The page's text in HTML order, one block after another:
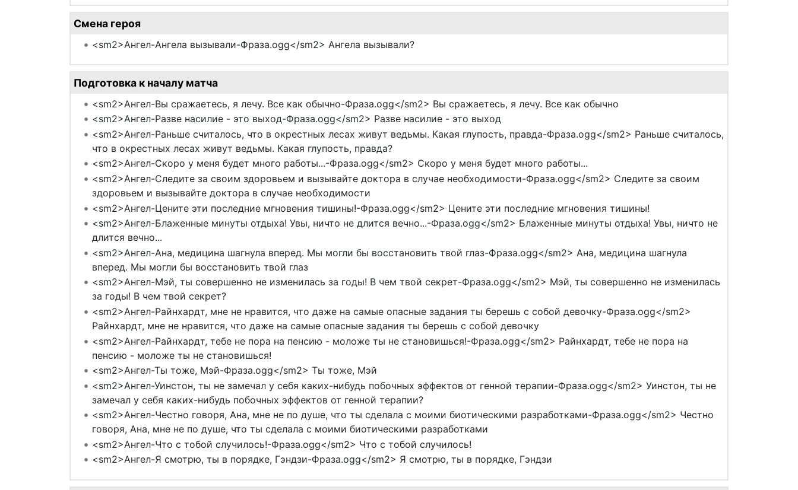
Смена героя
<sm2>Ангел-Ангела вызывали-Фраза.ogg</sm2> Ангела вызывали?
Подготовка к началу матча
<sm2>Ангел-Вы сражаетесь, я лечу. Все как обычно-Фраза.ogg</sm2> Вы сражаетесь, я лечу. Все как обычно
<sm2>Ангел-Разве насилие - это выход-Фраза.ogg</sm2> Разве насилие - это выход
<sm2>Ангел-Раньше считалось, что в окрестных лесах живут ведьмы. Какая глупость, правда-Фраза.ogg</sm2> Раньше считалось,
что в окрестных лесах живут ведьмы. Какая глупость, правда?
<sm2>Ангел-Скоро у меня будет много работы...-Фраза.ogg</sm2> Скоро у меня будет много работы...
<sm2>Ангел-Следите за своим здоровьем и вызывайте доктора в случае необходимости-Фраза.ogg</sm2> Следите за своим
здоровьем и вызывайте доктора в случае необходимости
<sm2>Ангел-Цените эти последние мгновения тишины!-Фраза.ogg</sm2> Цените эти последние мгновения тишины!
<sm2>Ангел-Блаженные минуты отдыха! Увы, ничто не длится вечно...-Фраза.ogg</sm2> Блаженные минуты отдыха! Увы, ничто не
длится вечно...
<sm2>Ангел-Ана, медицина шагнула вперед. Мы могли бы восстановить твой глаз-Фраза.ogg</sm2> Ана, медицина шагнула
вперед. Мы могли бы восстановить твой глаз
<sm2>Ангел-Мэй, ты совершенно не изменилась за годы! В чем твой секрет-Фраза.ogg</sm2> Мэй, ты совершенно не изменилась
за годы! В чем твой секрет?
<sm2>Ангел-Райнхардт, мне не нравится, что даже на самые опасные задания ты берешь с собой девочку-Фраза.ogg</sm2>
Райнхардт, мне не нравится, что даже на самые опасные задания ты берешь с собой девочку
<sm2>Ангел-Райнхардт, тебе не пора на пенсию - моложе ты не становишься!-Фраза.ogg</sm2> Райнхардт, тебе не пора на
пенсию - моложе ты не становишься!
<sm2>Ангел-Ты тоже, Мэй-Фраза.ogg</sm2> Ты тоже, Мэй
<sm2>Ангел-Уинстон, ты не замечал у себя каких-нибудь побочных эффектов от генной терапии-Фраза.ogg</sm2> Уинстон, ты не
замечал у себя каких-нибудь побочных эффектов от генной терапии?
<sm2>Ангел-Честно говоря, Ана, мне не по душе, что ты сделала с моими биотическими разработками-Фраза.ogg</sm2> Честно
говоря, Ана, мне не по душе, что ты сделала с моими биотическими разработками
<sm2>Ангел-Что с тобой случилось!-Фраза.ogg</sm2> Что с тобой случилось!
<sm2>Ангел-Я смотрю, ты в порядке, Гэндзи-Фраза.ogg</sm2> Я смотрю, ты в порядке, Гэндзи